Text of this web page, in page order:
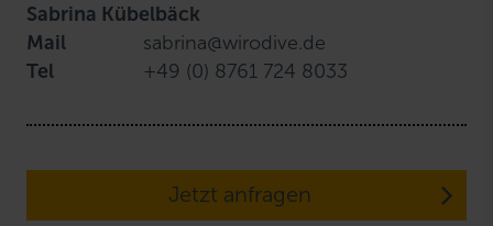
Sabrina Kübelbäck
Mail
sabrina@wirodive.de
Tel
+49 (0) 8761 724 8033
Jetzt anfragen